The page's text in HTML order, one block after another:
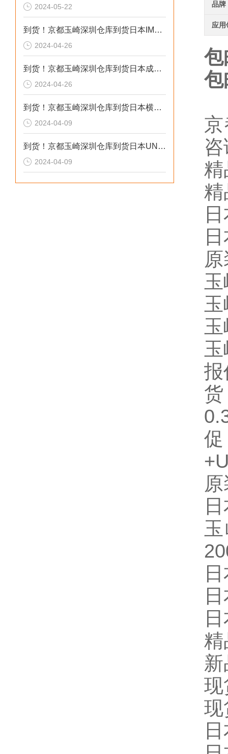
2024-05-22
到货！京都玉崎深圳仓库到货日本IMADA 推拉力计 DST-20N
2024-04-26
到货！京都玉崎深圳仓库到货日本成茂锻针仪MF2
2024-04-26
到货！京都玉崎深圳仓库到货日本横河 电导率仪传感器 SC8SG-R31-T-305-P1-A
2024-04-09
到货！京都玉崎深圳仓库到货日本UNITTA音波式皮带张力计U-550替换U-508
2024-04-09
品牌
应用
包
包